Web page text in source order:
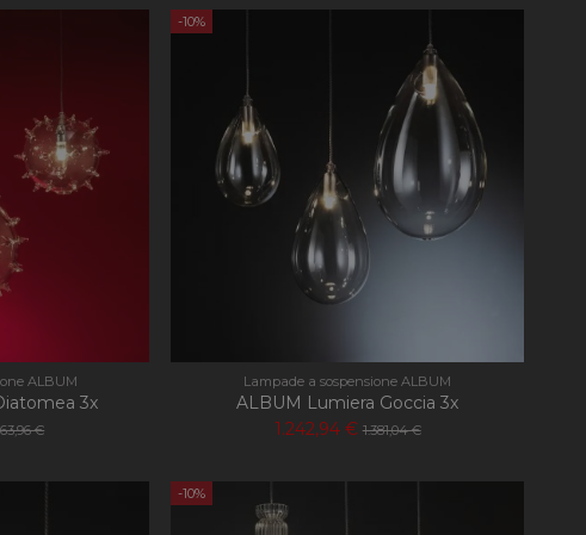
ALBUM
3x
€
-10%
Lampade a sospensione ALBUM
ALBUM Lumiera Goccia 3x
1.242,94 € 1.381,04 €
-10%